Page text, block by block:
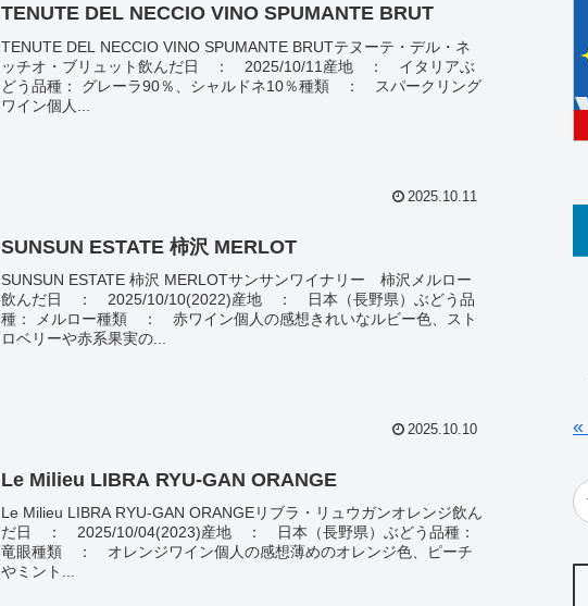
TENUTE DEL NECCIO VINO SPUMANTE BRUT
TENUTE DEL NECCIO VINO SPUMANTE BRUTテヌーテ・デル・ネ
ッチオ・ブリュット飲んだ日 ： 2025/10/11産地 ： イタリアぶ
どう品種： グレーラ90％、シャルドネ10％種類 ： スパークリング
ワイン個人...
2025.10.11
SUNSUN ESTATE 柿沢 MERLOT
SUNSUN ESTATE 柿沢 MERLOTサンサンワイナリー 柿沢メルロー
飲んだ日 ： 2025/10/10(2022)産地 ： 日本（長野県）ぶどう品
種： メルロー種類 ： 赤ワイン個人の感想きれいなルビー色、スト
ロベリーや赤系果実の...
2025.10.10
Le Milieu LIBRA RYU-GAN ORANGE
Le Milieu LIBRA RYU-GAN ORANGEリブラ・リュウガンオレンジ飲ん
だ日 ： 2025/10/04(2023)産地 ： 日本（長野県）ぶどう品種：
竜眼種類 ： オレンジワイン個人の感想薄めのオレンジ色、ピーチ
やミント...
«